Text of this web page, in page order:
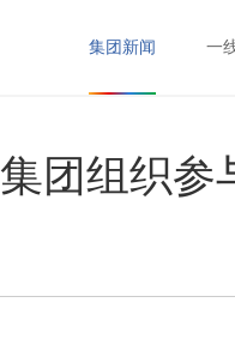
集团新闻 一
集团组织参